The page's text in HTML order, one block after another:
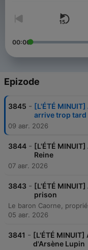
Crimes • Histoires
⭐️ Abonnez-vous à
Minuit en intégrale et
00:00
Epizode
3845 - [L'ÉTÉ
arrive trop tard
09 авг. 2026
3844 - [L'ÉTÉ
Reine
07 авг. 2026
3843 - [L'ÉTÉ
prison
05 авг. 2026
3841 - [L'ÉTÉ
d'Arsène Lupin